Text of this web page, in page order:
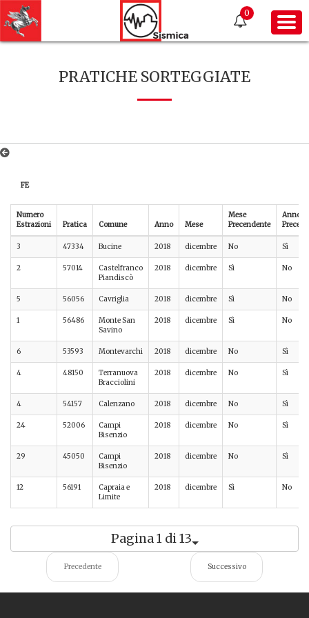
0
PRATICHE SORTEGGIATE
FE
Numero
Estrazioni
Pratica Comune Anno Mese
Mese
Precendente
Anno
3 47334 Bucine 2018 dicembre No Sì
2 57014
Castelfranco
Piandiscò
2018 dicembre Sì No
5 56056 Cavriglia 2018 dicembre Sì No
1 56486
Monte San
Savino
2018 dicembre Sì No
6 53593 Montevarchi 2018 dicembre No Sì
4 48150
Terranuova
Bracciolini
2018 dicembre No Sì
4 54157 Calenzano 2018 dicembre No Sì
24 52006
Campi
Bisenzio
2018 dicembre No Sì
29 45050
Campi
Bisenzio
2018 dicembre No Sì
12 56191
Capraia e
Limite
2018 dicembre Sì No
Pagina 1 di 13
Precedente Successivo